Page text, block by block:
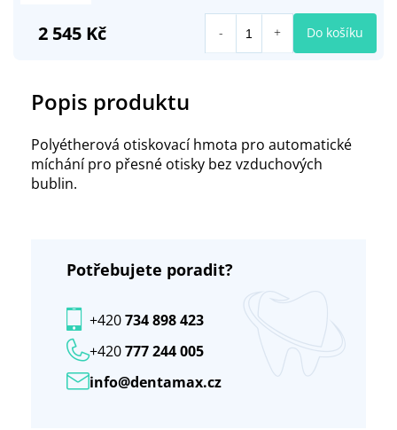
Popis produktu
Polyétherová otiskovací hmota pro automatické
míchání pro přesné otisky bez vzduchových
bublin.
Potřebujete poradit?
info@dentamax.cz
+420777 244 005
+420734 898 423
2 545 Kč Do košíku